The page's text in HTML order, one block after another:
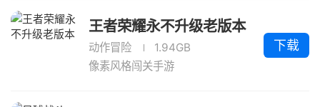
王者荣耀永不升级老版本
动作冒险
1.94GB
像素风格闯关手游
下载